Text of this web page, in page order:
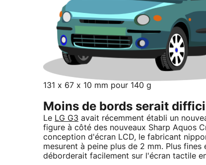
131 x 67 x 10 mm pour 140 g
Moins de bords serait
Le LG G3 avait récemment établi un
figure à côté des nouveaux Sharp Aquos
conception d'écran LCD, le fabricant
mesurent à peine plus de 2 mm. Plus
déborderait facilement sur l'écran tactile